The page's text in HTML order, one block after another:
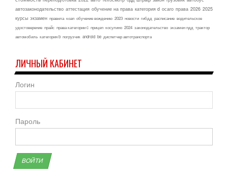
автозаконодательство аттестация обучение на права категория d осаго права 2026 2025
курсы экзамен правила коап обучение вождению 2023 новости гибдд расписание водительское
удостоверение прайс права категории c прицеп косулино 2024 законодательство экзамен пдд трактор
автомобиль категория b погрузчик android be диспетчер автотранспорта
ЛИЧНЫЙ КАБИНЕТ
Логин
Пароль
ВОЙТИ